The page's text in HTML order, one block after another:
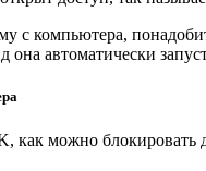
с компьютера,
она автоматически
как можно блокировать